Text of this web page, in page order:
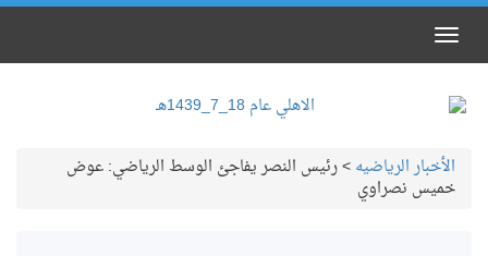
الأخبار الرياضيه>رئيس النصر يفاجئ الوسط الرياضي: عوض
خميس نصراوي